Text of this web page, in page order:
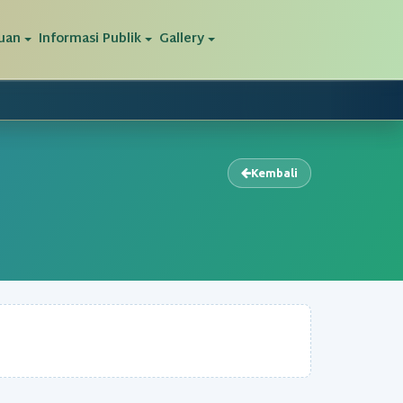
Informasi Publik Gallery
Kembali